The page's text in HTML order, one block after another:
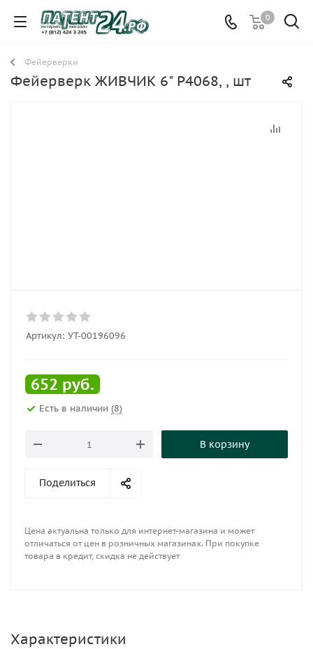
0
Фейерверки
Фейерверк ЖИВЧИК 6" Р4068, , шт
Артикул: УТ-00196096
652 руб.
Есть в наличии (8)
В корзину
Поделиться
Цена актуальна только для интернет-магазина и может
отличаться от цен в розничных магазинах. При покупке
товара в кредит, скидка не действует
Характеристики